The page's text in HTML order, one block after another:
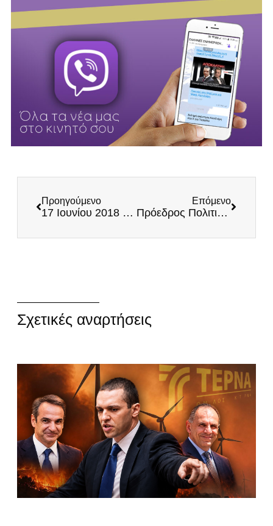
Προηγούμενο
17 Ιουνίου 2018 – Ημέρα Εθνικής Ντροπής
Επόμενο
Πρόεδρος Πολιτιστικών Συλλόγων Μακεδόνων: Έγκλημα της Ελληνικής Κυβέρνησης να εφαρμόζει τη Συμφωνία των Πρεσπών
Σχετικές αναρτήσεις